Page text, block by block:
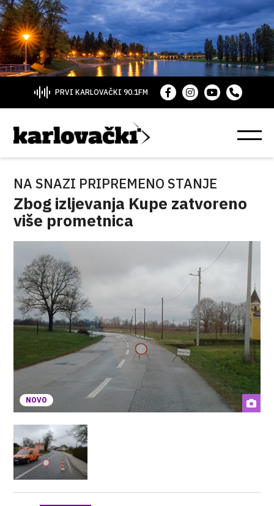
PRVI KARLOVAČKI 90.1FM
NA SNAZI PRIPREMENO STANJE
Zbog izljevanja Kupe zatvoreno
više prometnica
NOVO